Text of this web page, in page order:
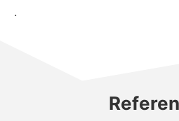
.